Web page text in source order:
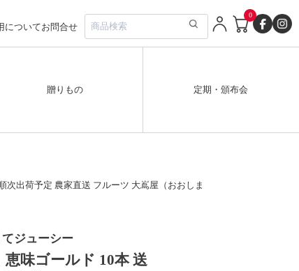
についてお問合せ
0
贈りもの 定期・頒布会
出荷予定 農家直送 フルーツ 大嶌屋（おおしま
ジューシー
味ゴールド 10本 送